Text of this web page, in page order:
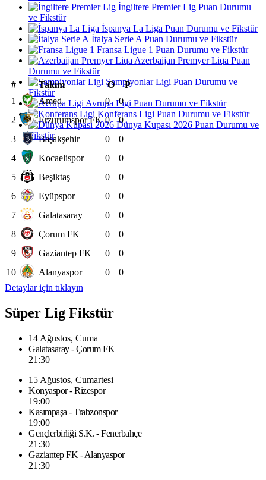
İngiltere Premier Lig Puan Durumu
ve Fikstür
İspanya La Liga Puan Durumu ve Fikstür
İtalya Serie A Puan Durumu ve Fikstür
Fransa Ligue 1 Puan Durumu ve Fikstür
Azerbaijan Premyer Liqa Puan
Durumu ve Fikstür
Şampiyonlar Ligi Puan Durumu ve
Fikstür
Avrupa Ligi Puan Durumu ve Fikstür
Konferans Ligi Puan Durumu ve Fikstür
Dünya Kupası 2026 Puan Durumu ve
Fikstür
# Takım O
P
1
Amed 0
0
2
Erzurumspor FK 0
0
3
Başakşehir 0
0
4
Kocaelispor 0
0
5
Beşiktaş 0
0
6
Eyüpspor 0
0
7
Galatasaray 0
0
8
Çorum FK 0
0
9
Gaziantep FK 0
0
10
Alanyaspor 0
0
Detaylar için tıklayın
Süper Lig Fikstür
14 Ağustos, Cuma
Galatasaray - Çorum FK
21:30
15 Ağustos, Cumartesi
Konyaspor - Rizespor
19:00
Kasımpaşa - Trabzonspor
19:00
Gençlerbirliği S.K. - Fenerbahçe
21:30
Gaziantep FK - Alanyaspor
21:30